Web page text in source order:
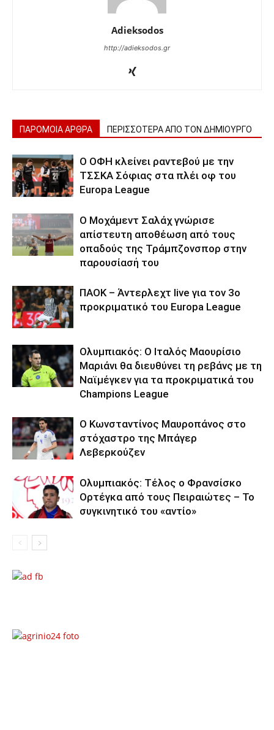
Adieksodos
http://adieksodos.gr
ΠΑΡΟΜΟΙΑ ΑΡΘΡΑ ΠΕΡΙΣΣΟΤΕΡΑ ΑΠΟ ΤΟΝ ΔΗΜΙΟΥΡΓΟ
Ο ΟΦΗ κλείνει ραντεβού με την
ΤΣΣΚΑ Σόφιας στα πλέι οφ του
Europa League
Ο Μοχάμεντ Σαλάχ γνώρισε
απίστευτη αποθέωση από τους
οπαδούς της Τράμπζονσπορ στην
παρουσίασή του
ΠΑΟΚ – Άντερλεχτ live για τον 3ο
προκριματικό του Europa League
Ολυμπιακός: Ο Ιταλός Μαουρίσιο
Μαριάνι θα διευθύνει τη ρεβάνς με τη
Ναϊμέγκεν για τα προκριματικά του
Champions League
Ο Κωνσταντίνος Μαυροπάνος στο
στόχαστρο της Μπάγερ
Λεβερκούζεν
Ολυμπιακός: Τέλος ο Φρανσίσκο
Ορτέγκα από τους Πειραιώτες – Το
συγκινητικό του «αντίο»